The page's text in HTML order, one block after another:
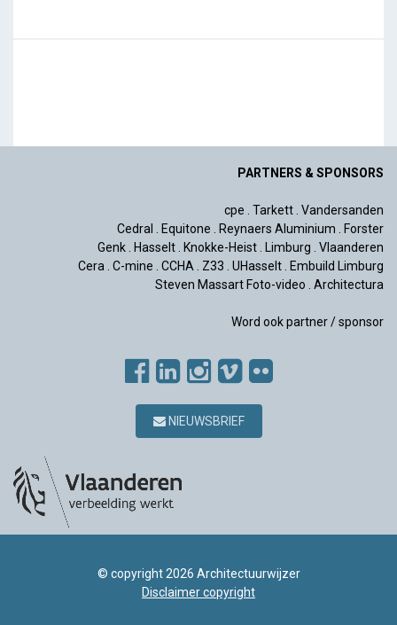
PARTNERS & SPONSORS
cpe Tarkett Vandersanden
Cedral
Equitone Reynaers Aluminium
Forster
Genk Hasselt Knokke-Heist Limburg
Vlaanderen
Cera
C-mine CCHA Z33 UHasselt Embuild Limburg
Steven Massart Foto-video
Architectura
Word ook partner / sponsor
NIEUWSBRIEF
© copyright 2026 Architectuurwijzer
Disclaimer copyright